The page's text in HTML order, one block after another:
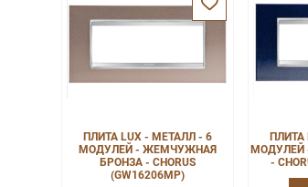
ПЛИТА LUX - МЕТАЛЛ - 6
МОДУЛЕЙ - ЖЕМЧУЖНАЯ
БРОНЗА - CHORUS
(GW16206MP)
ПЛИТА
МОДУЛЕЙ
-